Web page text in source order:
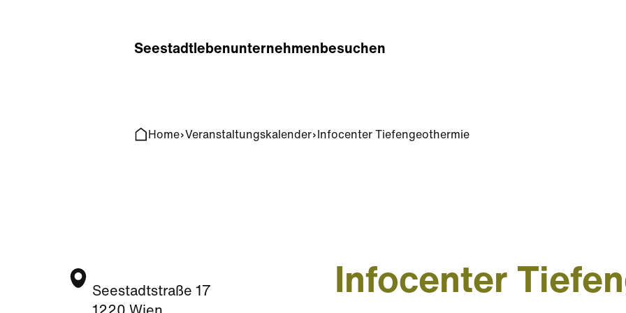
Seestadtlebenunternehmenbesuchen
Home Veranstaltungskalender Infocenter Tiefengeothermie
Seestadtstraße 17
Infocenter